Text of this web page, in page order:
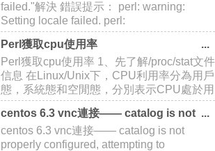
failed."解決 錯誤提示： perl: warning:
Setting locale failed. perl:
Perl獲取cpu使用率
Perl獲取cpu使用率 1、先了解/proc/stat文件
信息 在Linux/Unix下，CPU利用率分為用戶
態，系統態和空閒態，分別表示CPU處於用
戶態執行的時間，系統內核執行的時間，和
空閒系統進程執行的時
centos 6.3 vnc連接—— catalog is not
properly configured, attempting to
determine an appropriate font p
centos 6.3 vnc連接—— catalog is not
properly configured, attempting to